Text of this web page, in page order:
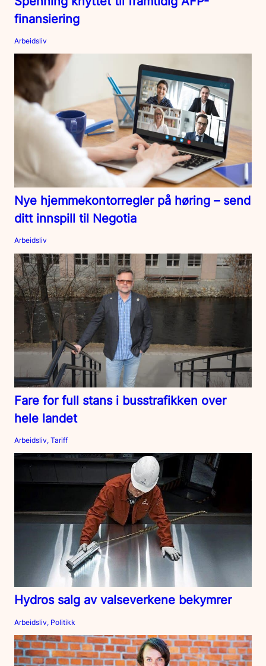
finansiering
Arbeidsliv
Nye hjemmekontorregler på høring – send
ditt innspill til Negotia
Arbeidsliv
Fare for full stans i busstrafikken over
hele landet
Arbeidsliv, Tariff
Hydros salg av valseverkene bekymrer
Arbeidsliv, Politikk